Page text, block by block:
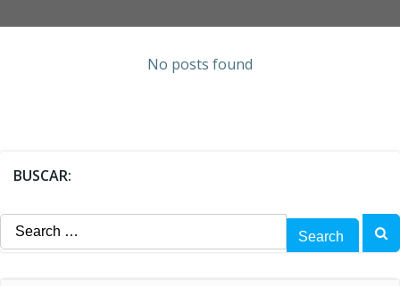
No posts found
BUSCAR:
Search
for: